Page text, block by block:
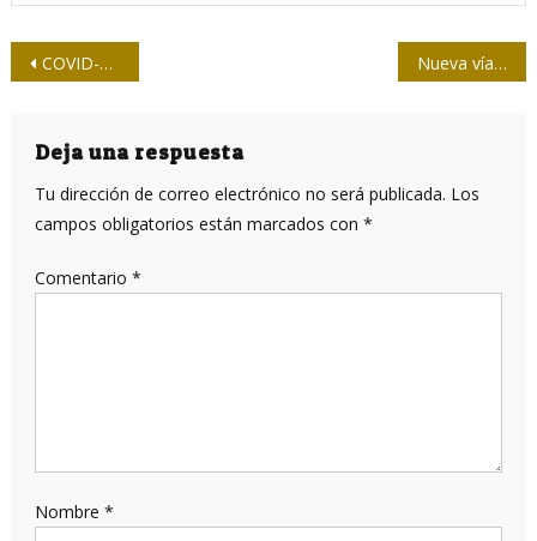
Navegación
entradas
COVID-19: Contar la batalla desde la Zona Roja Nueva vía para la entrega de los trabajos
Deja una respuesta
Tu dirección de correo electrónico no será publicada. Los
campos obligatorios están marcados con *
Comentario *
Nombre *